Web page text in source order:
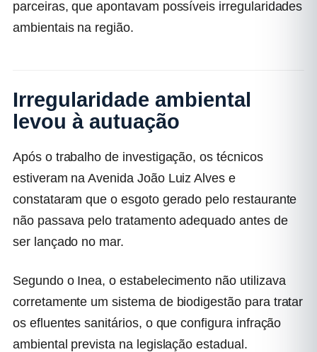
parceiras, que apontavam possíveis irregularidades
ambientais na região.
Irregularidade ambiental
levou à autuação
Após o trabalho de investigação, os técnicos
estiveram na Avenida João Luiz Alves e
constataram que o esgoto gerado pelo restaurante
não passava pelo tratamento adequado antes de
ser lançado no mar.
Segundo o Inea, o estabelecimento não utilizava
corretamente um sistema de biodigestão para tratar
os efluentes sanitários, o que configura infração
ambiental prevista na legislação estadual.